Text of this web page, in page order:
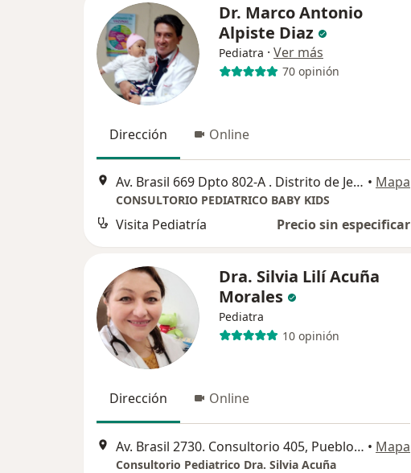
Dr. Marco Antonio
Alpiste Diaz
Pediatra · Ver más
70 opinión
Dirección Online
Av. Brasil 669 Dpto 802-A . Distrito de Jesus María, Jesús María • Mapa
CONSULTORIO PEDIATRICO BABY KIDS
Visita Pediatría Precio sin especificar
Dra. Silvia Lilí Acuña
Morales
Pediatra
10 opinión
Dirección Online
Av. Brasil 2730. Consultorio 405, Pueblo Libre • Mapa
Consultorio Pediatrico Dra. Silvia Acuña